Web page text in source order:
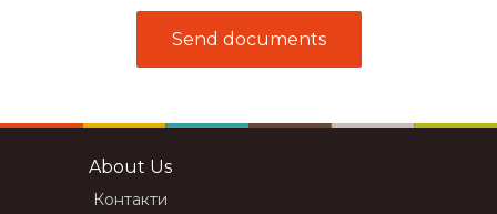
Send documents
About Us
Контакти